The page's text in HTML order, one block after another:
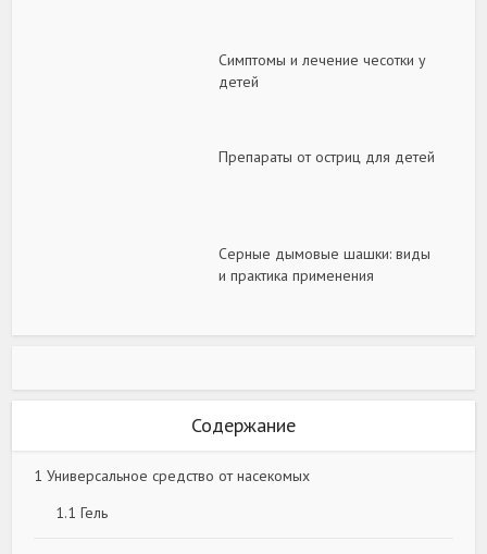
Симптомы и лечение чесотки у
детей
Препараты от остриц для детей
Серные дымовые шашки: виды
и практика применения
Содержание
1 Универсальное средство от насекомых
1.1 Гель